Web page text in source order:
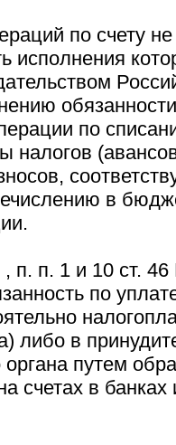
по счету
исполнения
по
налогов
в
п. п. 1 и 10 ст. 46
по
либо в
путем
счетах в банках